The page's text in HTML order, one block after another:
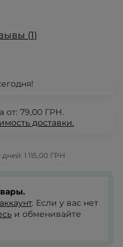
1
от: 79,00 ГРН.
доставки.
дней: 1 115,00 ГРН
. Если у вас нет
и обменивайте